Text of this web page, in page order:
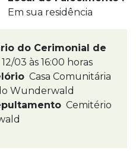
Em sua residência
do Cerimonial de
12/03 às 16:00 horas
Casa Comunitária
Wunderwald
Cemitério